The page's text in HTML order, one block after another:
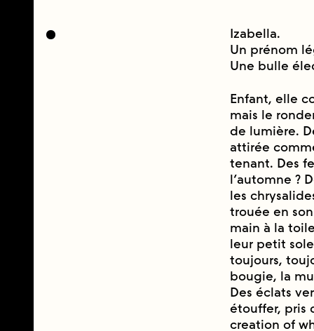
Izabella.
Un prénom
Une bulle
Enfant, elle
mais le
de lumière.
attirée
tenant. Des
l’automne ?
les
trouée en
main à la
leur petit
toujours,
bougie, la
Des éclats
étouffer, pris
creation of